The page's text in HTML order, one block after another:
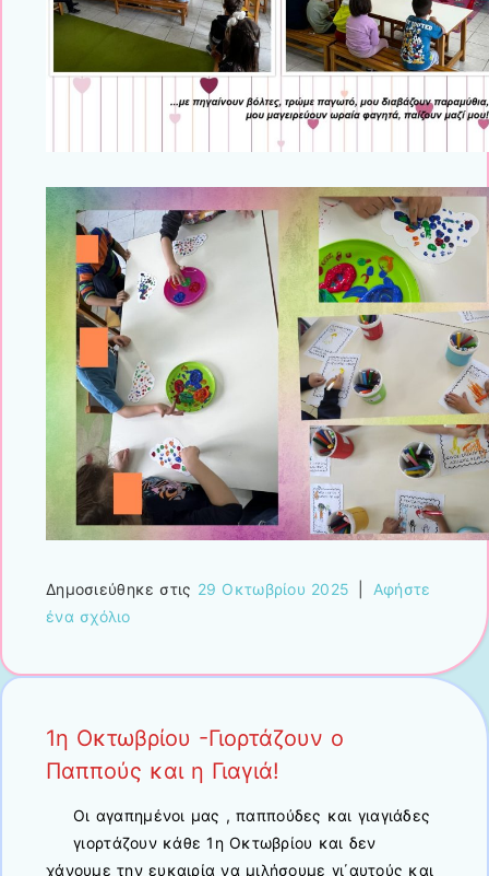
Δημοσιεύθηκε στις 29 Οκτωβρίου 2025
Αφήστε
ένα σχόλιο
1η Οκτωβρίου -Γιορτάζουν ο
Παππούς και η Γιαγιά!
Οι αγαπημένοι μας , παππούδες και γιαγιάδες
γιορτάζουν κάθε 1η Οκτωβρίου και δεν
χάνουμε την ευκαιρία να μιλήσουμε γι΄αυτούς και